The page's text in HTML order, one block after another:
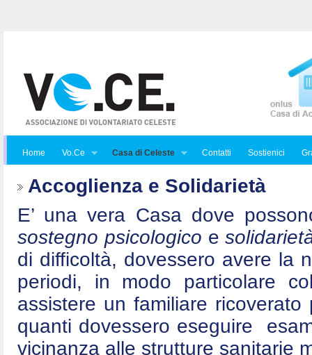
Home Vo.Ce Casa di Celeste Contatti Sostienici
Accoglienza e Solidarietà
E’ una vera Casa dove
sostegno psicologico e
di difficoltà, dovessero avere la
periodi, in modo particolare
assistere un familiare
quanti dovessero eseguire
vicinanza alle strutture sanitarie